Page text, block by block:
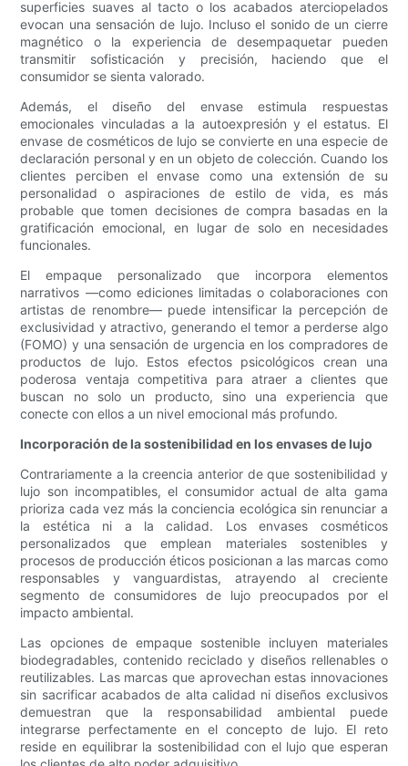
superficies suaves al tacto o los acabados aterciopelados
evocan una sensación de lujo. Incluso el sonido de un cierre
magnético o la experiencia de desempaquetar pueden
transmitir sofisticación y precisión, haciendo que el
consumidor se sienta valorado.
Además, el diseño del envase estimula respuestas
emocionales vinculadas a la autoexpresión y el estatus. El
envase de cosméticos de lujo se convierte en una especie de
declaración personal y en un objeto de colección. Cuando los
clientes perciben el envase como una extensión de su
personalidad o aspiraciones de estilo de vida, es más
probable que tomen decisiones de compra basadas en la
gratificación emocional, en lugar de solo en necesidades
funcionales.
El empaque personalizado que incorpora elementos
narrativos —como ediciones limitadas o colaboraciones con
artistas de renombre— puede intensificar la percepción de
exclusividad y atractivo, generando el temor a perderse algo
(FOMO) y una sensación de urgencia en los compradores de
productos de lujo. Estos efectos psicológicos crean una
poderosa ventaja competitiva para atraer a clientes que
buscan no solo un producto, sino una experiencia que
conecte con ellos a un nivel emocional más profundo.
Incorporación de la sostenibilidad en los envases de lujo
Contrariamente a la creencia anterior de que sostenibilidad y
lujo son incompatibles, el consumidor actual de alta gama
prioriza cada vez más la conciencia ecológica sin renunciar a
la estética ni a la calidad. Los envases cosméticos
personalizados que emplean materiales sostenibles y
procesos de producción éticos posicionan a las marcas como
responsables y vanguardistas, atrayendo al creciente
segmento de consumidores de lujo preocupados por el
impacto ambiental.
Las opciones de empaque sostenible incluyen materiales
biodegradables, contenido reciclado y diseños rellenables o
reutilizables. Las marcas que aprovechan estas innovaciones
sin sacrificar acabados de alta calidad ni diseños exclusivos
demuestran que la responsabilidad ambiental puede
integrarse perfectamente en el concepto de lujo. El reto
reside en equilibrar la sostenibilidad con el lujo que esperan